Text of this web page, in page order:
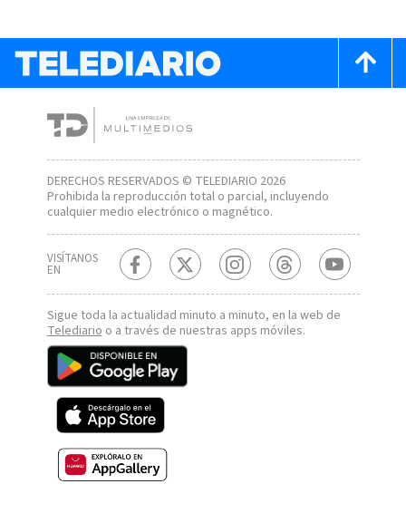
DERECHOS RESERVADOS © TELEDIARIO 2026
Prohibida la reproducción total o parcial, incluyendo
cualquier medio electrónico o magnético.
VISÍTANOS
EN
Sigue toda la actualidad minuto a minuto, en la web de
Telediarioo a través de nuestras apps móviles.